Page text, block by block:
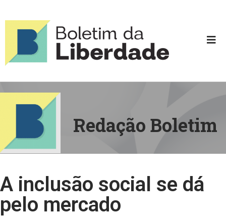
Redação Boletim
A inclusão social se dá
pelo mercado